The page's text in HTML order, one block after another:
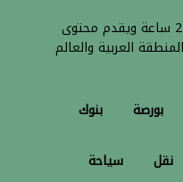
موقع إخباري يبث على مدار 24 ساعة ويقدم محتوى
العربية والعالم
بورصة بنوك
نقل سياحة